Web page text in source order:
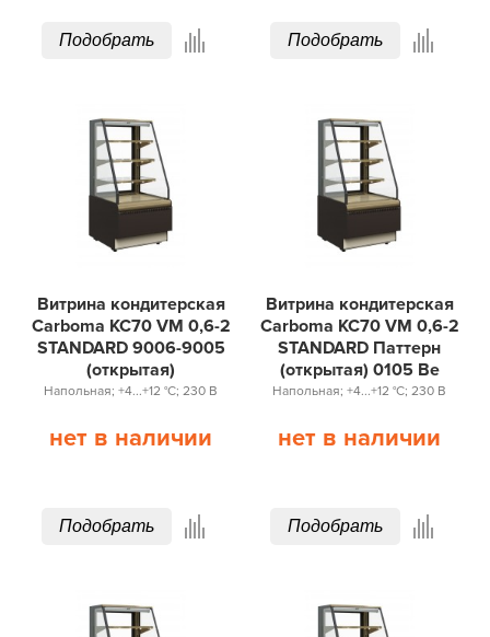
Подобрать Подобрать
Витрина кондитерская
Carboma KC70 VM 0,6-2
STANDARD 9006-9005
(открытая)
Напольная; +4...+12 °С; 230 В
нет в наличии
Подобрать
Витрина кондитерская
Carboma KC70 VM 0,6-2
STANDARD Паттерн
(открытая) 0105 Ве
Напольная; +4...+12 °С; 230 В
нет в наличии
Подобрать